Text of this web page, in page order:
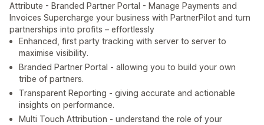
Attribute - Branded Partner Portal - Manage Payments and
Invoices Supercharge your business with PartnerPilot and turn
partnerships into profits – effortlessly
Enhanced, first party tracking with server to server to
maximise visibility.
Branded Partner Portal - allowing you to build your own
tribe of partners.
Transparent Reporting - giving accurate and actionable
insights on performance.
Multi Touch Attribution - understand the role of your